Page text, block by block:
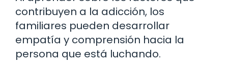
contribuyen a la adicción, los
familiares pueden desarrollar
empatía y comprensión hacia la
persona que está luchando.